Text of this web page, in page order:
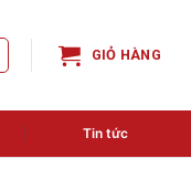
GIỎ HÀNG
Tin tức